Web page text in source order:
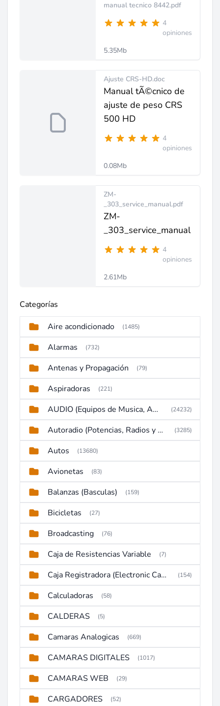
manual tecnico 8442.pdf
4
opiniones
5.35Mb
Ajuste CRS-HD.doc
Manual tÃ©cnico de
ajuste de peso CRS
500 HD
4
opiniones
0.08Mb
ZM-
_303_service_manual.pdf
ZM-
_303_service_manual
4
opiniones
2.61Mb
Categorías
Aire acondicionado (1485)
Alarmas (732)
Antenas y Propagación (79)
Aspiradoras (221)
AUDIO (Equipos de Musica, Amplificadores, Reproductores, Etc) (24232)
Autoradio (Potencias, Radios y DVD) (3285)
Autos (13680)
Avionetas (83)
Balanzas (Basculas) (159)
Bicicletas (27)
Broadcasting (76)
Caja de Resistencias Variable (7)
Caja Registradora (Electronic Cash Register) (154)
Calculadoras (58)
CALDERAS (5)
Camaras Analogicas (669)
CAMARAS DIGITALES (1017)
CAMARAS WEB (29)
CARGADORES (52)